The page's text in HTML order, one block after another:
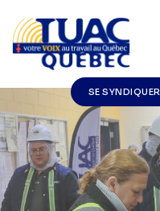
SE SYNDIQUER